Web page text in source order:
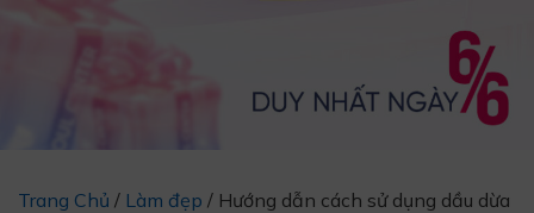
Trang Chủ / Làm đẹp / Hướng dẫn cách sử dụng dầu dừa